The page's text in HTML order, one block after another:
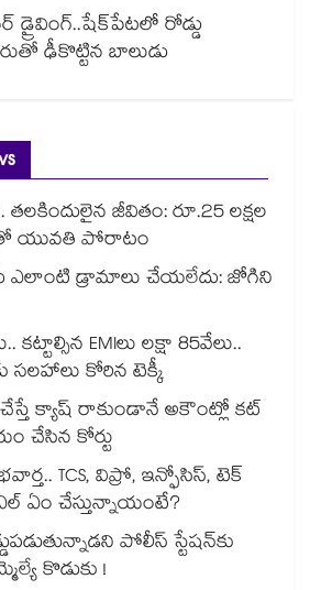
డ్రైవింగ్‌..షేక్‌పేటలో రోడ్డు
ఢీకొట్టిన బాలుడు
జీవితం: రూ.25 లక్షల
యువతి పోరాటం
ఎలాంటి డ్రామాలు చేయలేదు: జోగిని
కట్టాల్సిన EMIలు లక్షా 85వేలు..
సలహాలు కోరిన టెక్కీ
చేస్తే క్యాష్ రాకుండానే అకౌంట్లో కట్
చేసిన కోర్టు
TCS, విప్రో, ఇన్ఫోసిస్, టెక్
ఏం చేస్తున్నాయంటే?
పోలీస్ స్టేషన్⁪కు
కొడుకు !